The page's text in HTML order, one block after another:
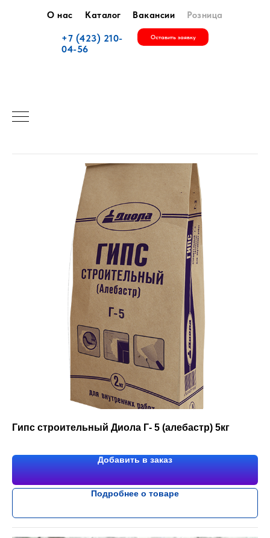
+7 (423) 210-
04-56
Оставить заявку
О нас Каталог Вакансии Розница
Гипс строительный Диола Г- 5 (алебастр) 5кг
Добавить в заказ
Подробнее о товаре